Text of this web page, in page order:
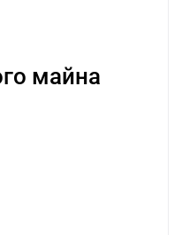
майна